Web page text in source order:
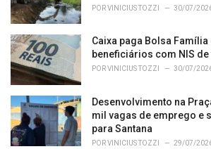
PORVINICIUS TOZZI 30/07/
Caixa paga Bolsa
beneficiários com NIS de
PORVINICIUS TOZZI 30/07/
Desenvolvimento na
mil vagas de emprego e
para Santana
PORVINICIUS TOZZI 29/07/